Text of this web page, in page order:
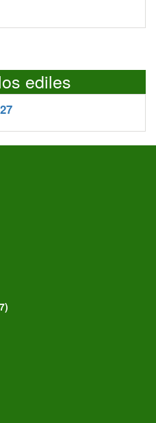
ediles